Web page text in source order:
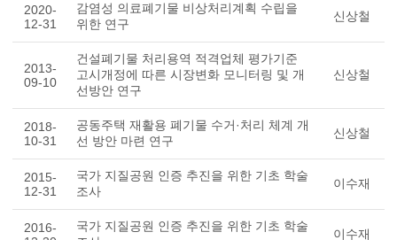
2020-
12-31
감염성 의료폐기물 비상처리계획 수립을
위한 연구
신상철
2013-
09-10
건설폐기물 처리용역 적격업체 평가기준
고시개정에 따른 시장변화 모니터링 및 개
선방안 연구
신상철
2018-
10-31
공동주택 재활용 폐기물 수거·처리 체계 개
선 방안 마련 연구
신상철
2015-
12-31
국가 지질공원 인증 추진을 위한 기초 학술
조사
이수재
2016-
국가 지질공원 인증 추진을 위한 기초 학술
이수재